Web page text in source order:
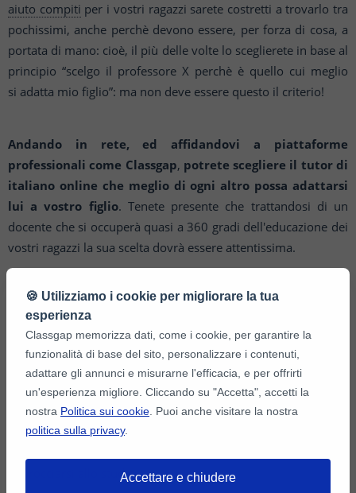
aiuto compiti per i vostri ragazzi sarete costretti atrovarlo tra
pochissimi, anche perchè devono essere, per forza di cosa, a
portata di mano: cioè, il più delle volte lo sceglierete in base al
principio “scelgo il professore X perchè è quello cui meglio
si adatta mio figlio”: ma non deve essere questo il criterio!
Andando in rete, ed affidandovi a piattaforme
professionali come Classgap, potrete scegliere il tutor di
italiano online che meglio di ogni altro possa adattarsi
lui a vostro figlio. Tenete presente che trattandosi di un
docente che si occuperà quasi a 360 gradi dell'educazione dei
vostri ragazzi la sua scelta dovrà essere attentissima.
Classgapè una piattaforma online ideale per trovare un
insegnante di italiano onlineche possadareripetizioni di
italiano onlineai vostri figli, aiutandoli nel fare i compiti e
approcciarsi allo studio.
🍪 Utilizziamo i cookie per migliorare la tua
esperienza
Classgap memorizza dati, come i cookie, per garantire la
funzionalità di base del sito, personalizzare i contenuti,
adattare gli annunci e misurarne l'efficacia, e per offrirti
un'esperienza migliore. Cliccando su "Accetta", accetti la
nostra Politica sui cookie . Puoi anche visitare la nostra
politica sulla privacy.
Accettare e chiudere